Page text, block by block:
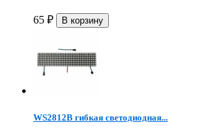
65 ₽
WS2812B гибкая светодиодная...